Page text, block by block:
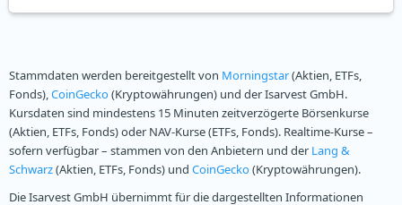
Stammdaten werden bereitgestellt von Morningstar(Aktien, ETFs,
Fonds),CoinGecko(Kryptowährungen) und der Isarvest GmbH.
Kursdaten sind mindestens 15 Minuten zeitverzögerte Börsenkurse
(Aktien, ETFs, Fonds) oder NAV-Kurse (ETFs, Fonds). Realtime-Kurse –
sofern verfügbar – stammen von den Anbietern und der Lang &
Schwarz(Aktien, ETFs, Fonds) und CoinGecko(Kryptowährungen).
Die Isarvest GmbH übernimmt für die dargestellten Informationen